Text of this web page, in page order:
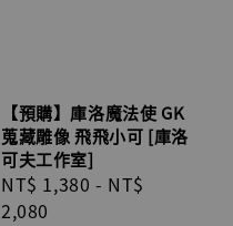
【預購】庫洛魔法使 GK
蒐藏雕像 飛飛小可 [庫洛
可夫工作室]
Regular
price
NT$ 1,380 - NT$
2,080